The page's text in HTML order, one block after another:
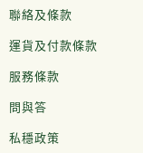
聯絡及條款
運貨及付款條款
服務條款
問與答
私穩政策